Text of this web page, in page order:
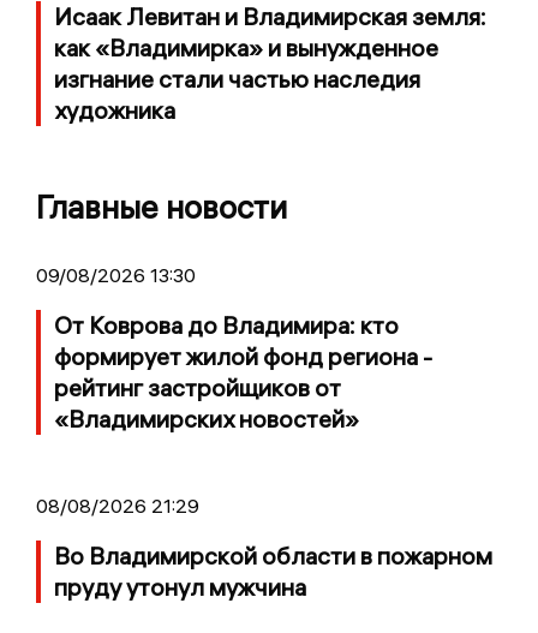
Исаак Левитан и Владимирская земля:
как «Владимирка» и вынужденное
изгнание стали частью наследия
художника
Главные новости
09/08/2026 13:30
От Коврова до Владимира: кто
формирует жилой фонд региона -
рейтинг застройщиков от
«Владимирских новостей»
08/08/2026 21:29
Во Владимирской области в пожарном
пруду утонул мужчина